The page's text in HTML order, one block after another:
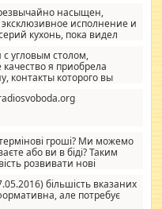
насыщен,
исполнение и
кухонь, пока видел
и что главное -
наворотов удорожающих
с угловым столом,
я приобрела
контакты которого вы
гроші? Ми можемо
або ви в біді? Таким
розвивати нові
дати їм шанс. Кожен
влада не зможе, вони
більшість вказаних
але потребує